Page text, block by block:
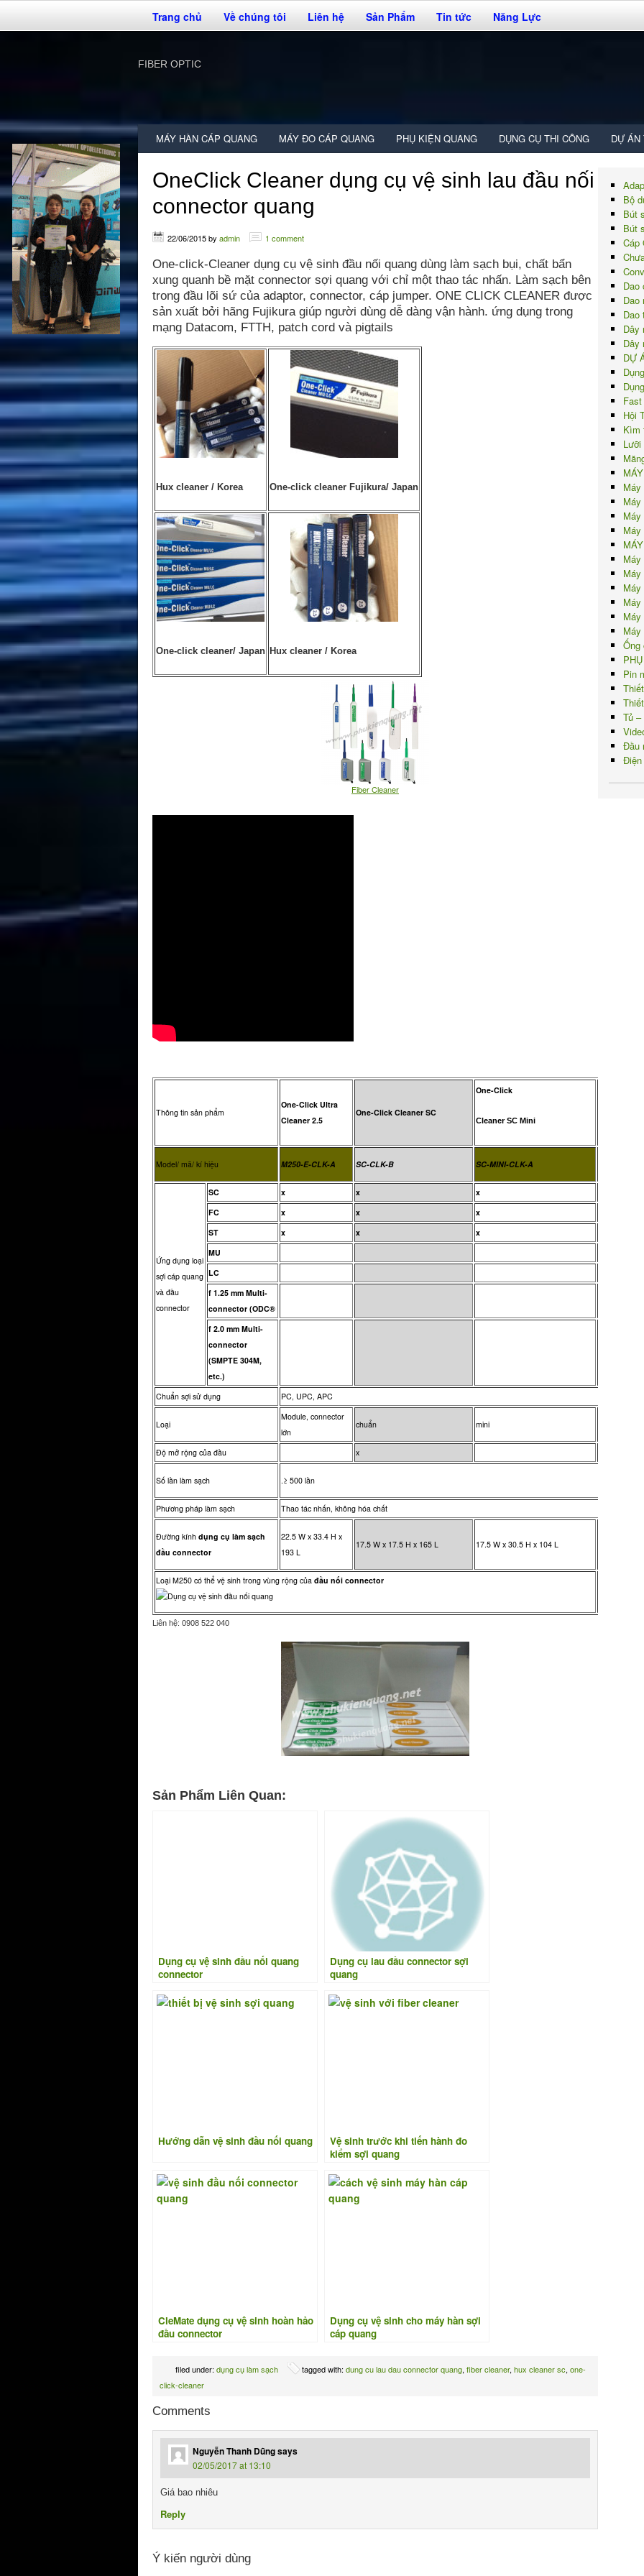
Trang chủ Về chúng tôi Liên hệ Sản Phẩm Tin tức Năng Lực
FIBER OPTIC
MÁY HÀN CÁP QUANG MÁY ĐO CÁP QUANG PHỤ KIỆN QUANG DỤNG CỤ THI CÔNG DỰ ÁN
OneClick Cleaner dụng cụ vệ sinh lau đầu nối
connector quang
22/06/2015by admin 1 comment
One-click-Cleaner dụng cụ vệ sinh đầu nối quang dùng làm sạch bụi, chất bẩn
xung quanh bề mặt connector sợi quang với chỉ một thao tác nhấn. Làm sạch bên
trong đầu lõi sứ của adaptor, connector, cáp jumper. ONE CLICK CLEANER được
sản xuất bởi hãng Fujikura giúp người dùng dễ dàng vận hành. ứng dụng trong
mạng Datacom, FTTH, patch cord và pigtails
Hux cleaner / Korea One-click cleaner Fujikura/ Japan
One-click cleaner/ Japan Hux cleaner / Korea
Fiber Cleaner
Thông tin sản phẩm
One-Click Ultra
Cleaner 2.5
One-Click Cleaner SC
One-Click
Cleaner SC Mini
Model/ mã/ kí hiệu M250-E-CLK-A SC-CLK-B SC-MINI-CLK-A
Ứng dụng loại
sợi cáp quang
và đầu
connector
SC x x
x
FC
x x
x
ST
x x
x
MU
LC
f 1.25 mm Multi-
connector (ODC®
f 2.0 mm Multi-
connector
(SMPTE 304M,
etc.)
Chuẩn sợi sử dụng PC, UPC, APC
Loại
Module, connector
lớn
chuẩn mini
Độ mở rộng của đầu x
Số lần làm sạch .≥ 500 lần
Phương pháp làm sạch
Thao tác nhấn, không hóa chất
Đường kính dụng cụ làm sạch
đầu connector
22.5 W x 33.4 H x
193 L
17.5 W x 17.5 H x 165 L 17.5 W x 30.5 H x 104 L
Loại M250 có thể vệ sinh trong vùng rộng của đầu nối connector
Liên hệ: 0908 522 040
Sản Phẩm Liên Quan:
Dụng cụ vệ sinh đầu nối quang
connector
Dụng cụ lau đầu connector sợi
quang
Hướng dẫn vệ sinh đầu nối quang
Vệ sinh trước khi tiến hành đo
kiểm sợi quang
CleMate dụng cụ vệ sinh hoàn hảo
đầu connector
Dụng cụ vệ sinh cho máy hàn sợi
cáp quang
filed under: dụng cụ làm sạch tagged with: dung cu lau dau connector quang,fiber cleaner,hux cleaner sc,one-
click-cleaner
Comments
Nguyễn Thanh Dũngsays
02/05/2017 at 13:10
Giá bao nhiêu
Reply
Ý kiến người dùng
Bộ
Bút
Bút
Cáp
Dao
Dao
Dao
Dây
Dây
DỰ
Hội
Kìm
Máy
Máy
Máy
Máy
Máy
Máy
Máy
Máy
Máy
Ống
Pin
Tủ –
Đầu
Điện